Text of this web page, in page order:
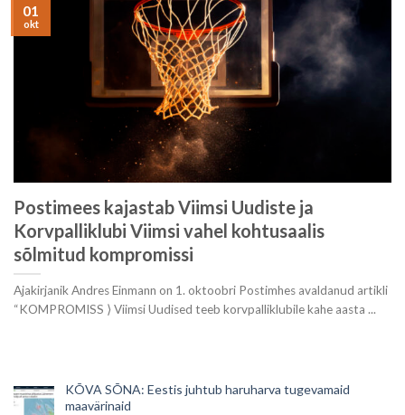
Postimees kajastab Viimsi Uudiste ja
Korvpalliklubi Viimsi vahel kohtusaalis
sõlmitud kompromissi
Ajakirjanik Andres Einmann on 1. oktoobri Postimhes avaldanud artikli
“KOMPROMISS ⟩ Viimsi Uudised teeb korvpalliklubile kahe aasta ...
01
okt
KÕVA SÕNA: Eestis juhtub haruharva tugevamaid
maavärinaid